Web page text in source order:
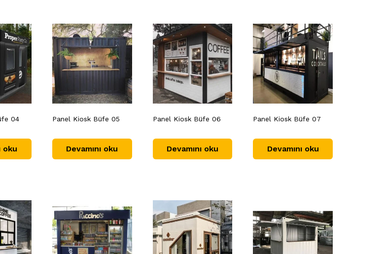
04
oku
Panel Kiosk Büfe 05
Devamını oku
Panel Kiosk Büfe 06
Devamını oku
Panel Kiosk Büfe 07
Devamını oku